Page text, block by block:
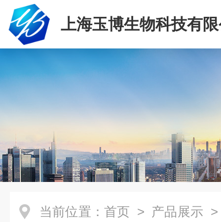
上海玉博生物科技有
当前位置： 首页 > 产品展示